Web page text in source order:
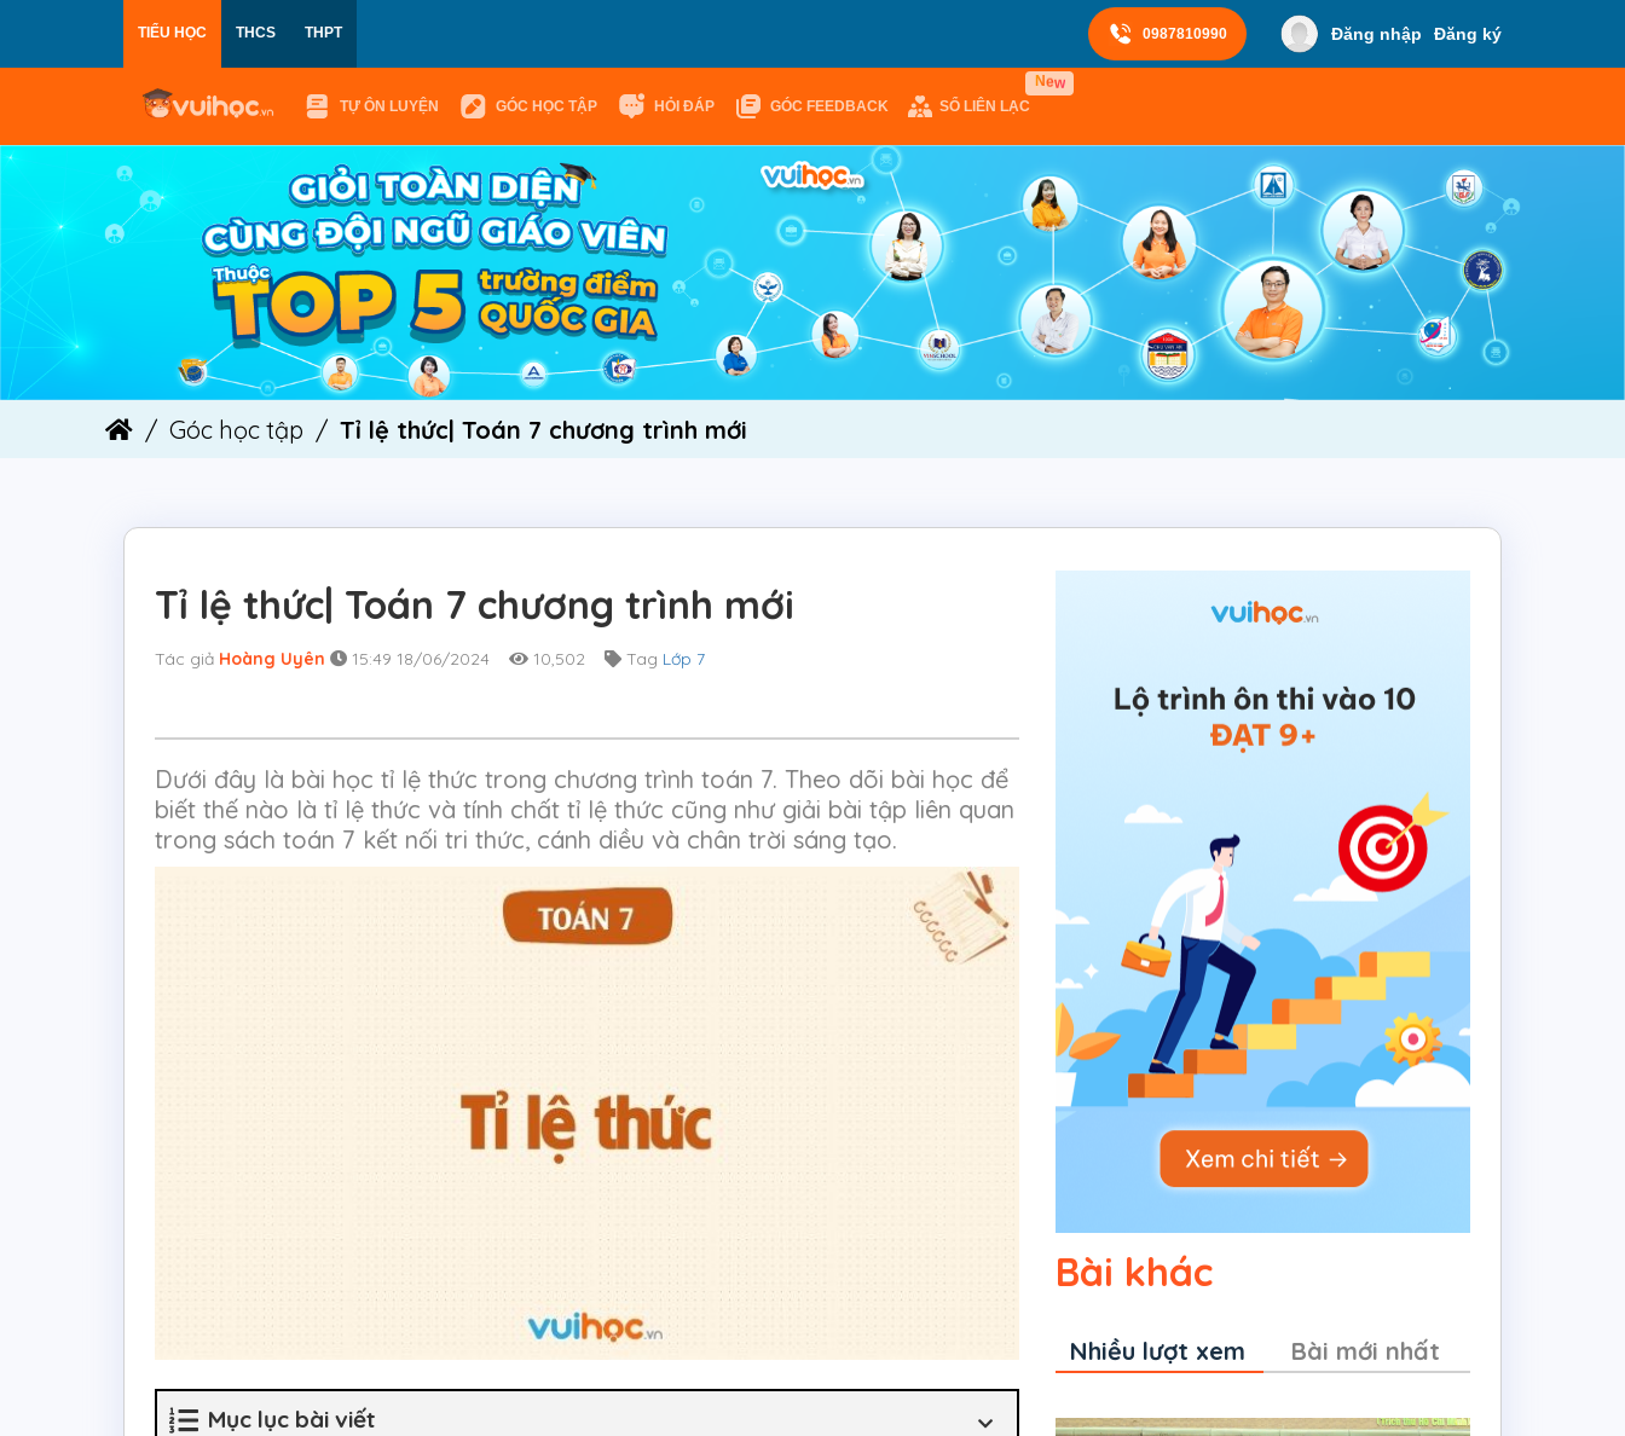
TIỂU HỌC THCS THPT 0987810990 Đăng nhập Đăng ký
TỰ ÔN LUYỆN GÓC HỌC TẬP HỎI ĐÁP GÓC FEEDBACK SỔ LIÊN LẠC
New
Góc học tập Tỉ lệ thức| Toán 7 chương trình mới
Tỉ lệ thức| Toán 7 chương trình mới
Tác giả Hoàng Uyên 15:49 18/06/2024 10,502 Tag Lớp 7
Dưới đây là bài học tỉ lệ thức trong chương trình toán 7. Theo dõi bài học để
biết thế nào là tỉ lệ thức và tính chất tỉ lệ thức cũng như giải bài tập liên quan
trong sách toán 7 kết nối tri thức, cánh diều và chân trời sáng tạo.
Mục lục bài viết
Bài khác
Nhiều lượt xem Bài mới nhất